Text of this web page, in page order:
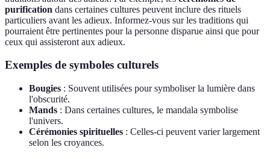
purification dans certaines cultures peuvent inclure des rituels
particuliers avant les adieux. Informez-vous sur les traditions qui
pourraient être pertinentes pour la personne disparue ainsi que pour
ceux qui assisteront aux adieux.
Exemples de symboles culturels
Bougies : Souvent utilisées pour symboliser la lumière dans
l'obscurité.
Mands : Dans certaines cultures, le mandala symbolise
l'univers.
Cérémonies spirituelles : Celles-ci peuvent varier largement
selon les croyances.